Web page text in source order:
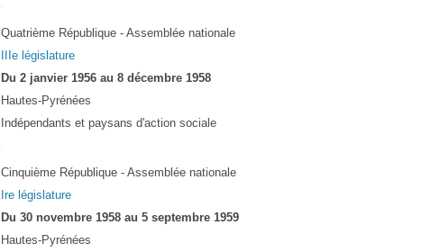
Quatrième République - Assemblée nationale
IIIe législature
Du 2 janvier 1956 au 8 décembre 1958
Hautes-Pyrénées
Indépendants et paysans d'action sociale
Cinquième République - Assemblée nationale
Ire législature
Du 30 novembre 1958 au 5 septembre 1959
Hautes-Pyrénées